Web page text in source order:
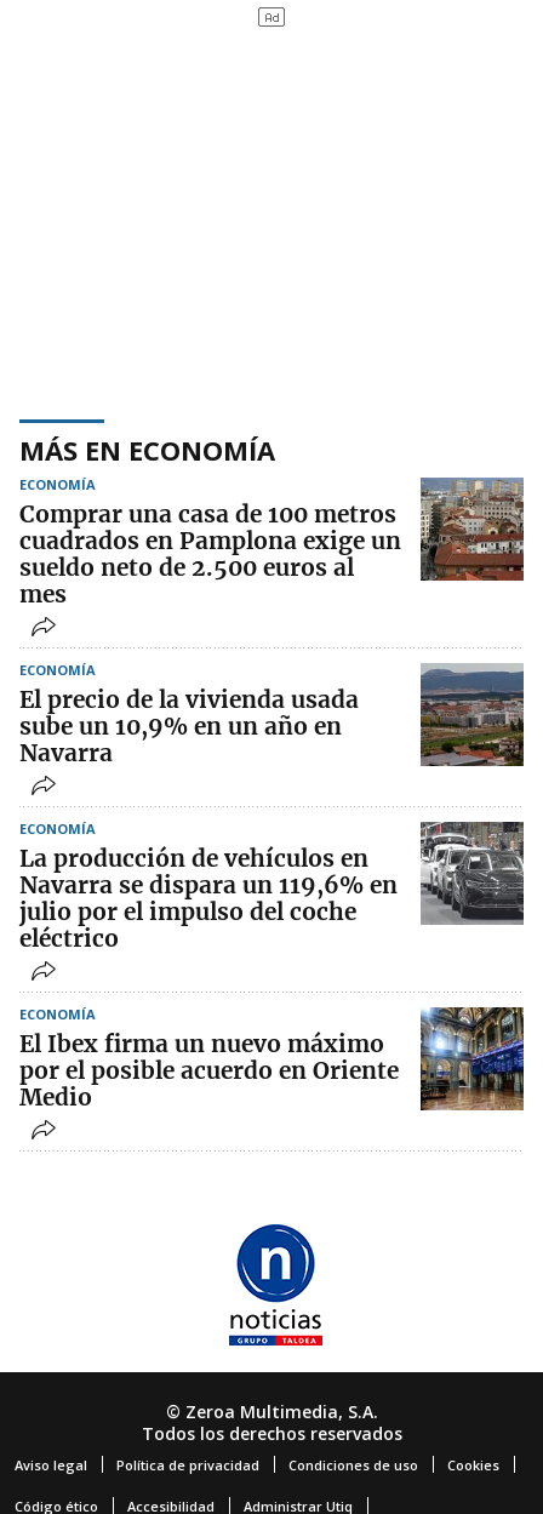
MÁS EN ECONOMÍA
ECONOMÍA
Comprar una casa de 100 metros
cuadrados en Pamplona exige un
sueldo neto de 2.500 euros al
mes
ECONOMÍA
El precio de la vivienda usada
sube un 10,9% en un año en
Navarra
ECONOMÍA
La producción de vehículos en
Navarra se dispara un 119,6% en
julio por el impulso del coche
eléctrico
ECONOMÍA
El Ibex firma un nuevo máximo
por el posible acuerdo en Oriente
Medio
© Zeroa Multimedia, S.A.
Todos los derechos reservados
Aviso legal Política de privacidad Condiciones de uso Cookies
Código ético Accesibilidad Administrar Utiq